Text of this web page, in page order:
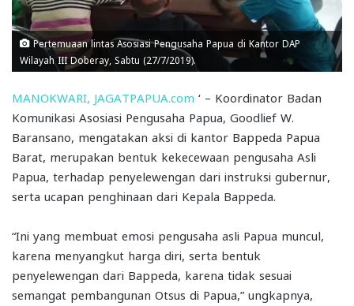
Pertemuaan lintas Asosiasi Pengusaha Papua di Kantor DAP
Wilayah III Doberay, Sabtu (27/7/2019).
MANOKWARI, JAGATPAPUA.com ‘ – Koordinator Badan
Komunikasi Asosiasi Pengusaha Papua, Goodlief W.
Baransano, mengatakan aksi di kantor Bappeda Papua
Barat, merupakan bentuk kekecewaan pengusaha Asli
Papua, terhadap penyelewengan dari instruksi gubernur,
serta ucapan penghinaan dari Kepala Bappeda.
“Ini yang membuat emosi pengusaha asli Papua muncul,
karena menyangkut harga diri, serta bentuk
penyelewengan dari Bappeda, karena tidak sesuai
semangat pembangunan Otsus di Papua,” ungkapnya,